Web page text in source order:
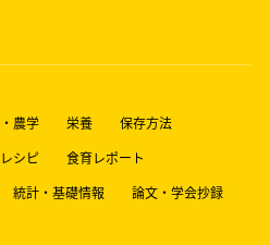
農学 栄養
保存方法
レシピ
食育レポート
統計・基礎情報
論文・学会抄録